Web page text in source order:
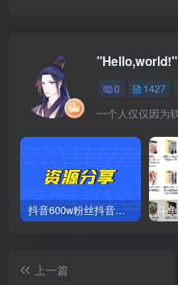
"Hello,world!"
0 1427
抖音600w粉丝抖音网红痞幼一手资料 877P 500M 含私拍
上一篇